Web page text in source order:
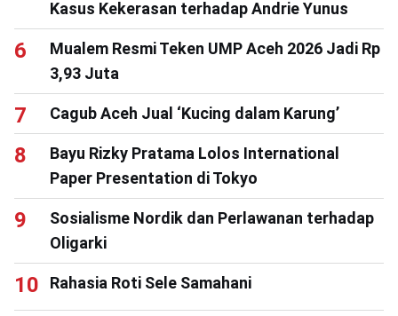
Kasus Kekerasan terhadap Andrie Yunus
Mualem Resmi Teken UMP Aceh 2026 Jadi Rp
3,93 Juta
Cagub Aceh Jual ‘Kucing dalam Karung’
Bayu Rizky Pratama Lolos International
Paper Presentation di Tokyo
Sosialisme Nordik dan Perlawanan terhadap
Oligarki
Rahasia Roti Sele Samahani